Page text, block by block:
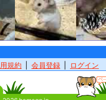
規約
会員登録 ログイン